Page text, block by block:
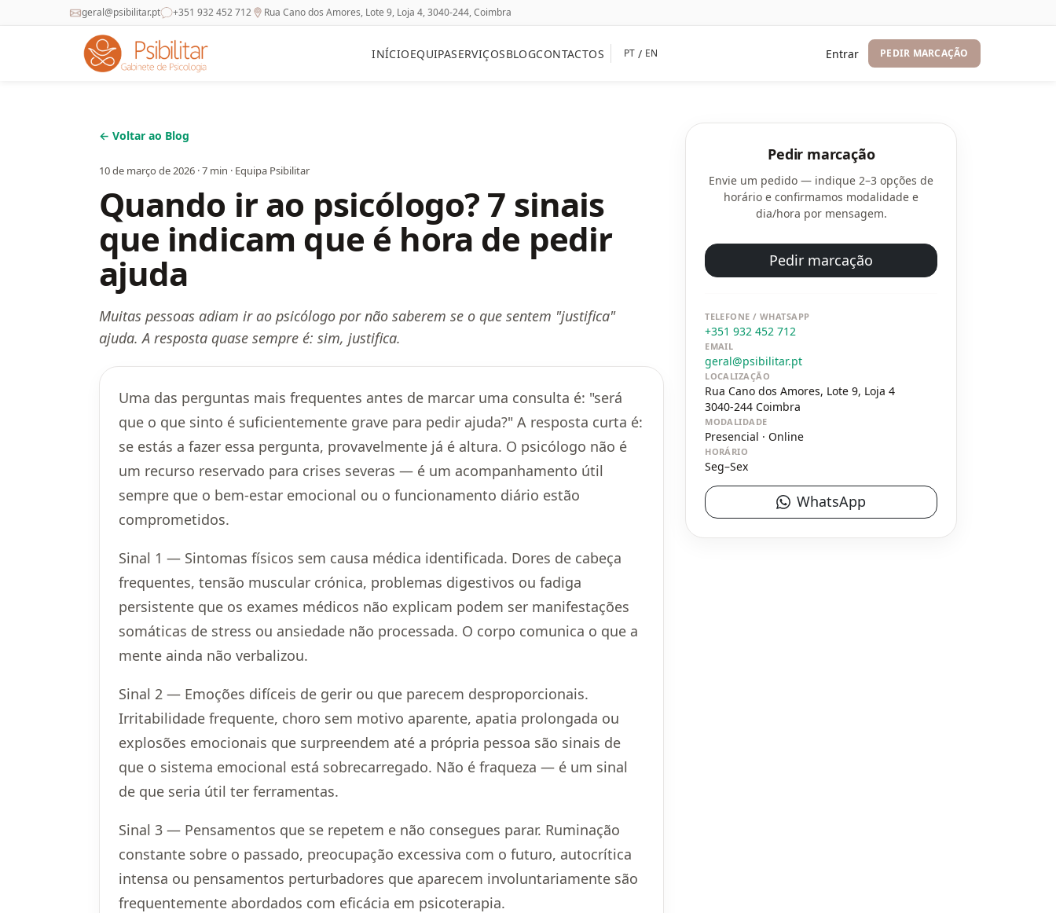
geral@psibilitar.pt +351 932 452 712 Rua Cano dos Amores, Lote 9, Loja 4, 3040-244, Coimbra
INÍCIOEQUIPASERVIÇOSBLOGCONTACTOS PT / EN Entrar PEDIR MARCAÇÃO
← Voltar ao Blog
10 de março de 2026·7min · Equipa Psibilitar
Quando ir ao psicólogo? 7 sinais
que indicam que é hora de pedir
ajuda
Muitas pessoas adiam ir ao psicólogo por não saberem se o que sentem "justifica"
ajuda. A resposta quase sempre é: sim, justifica.
Uma das perguntas mais frequentes antes de marcar uma consulta é: "será
que o que sinto é suficientemente grave para pedir ajuda?" A resposta curta é:
se estás a fazer essa pergunta, provavelmente já é altura. O psicólogo não é
um recurso reservado para crises severas — é um acompanhamento útil
sempre que o bem-estar emocional ou o funcionamento diário estão
comprometidos.
Sinal 1 — Sintomas físicos sem causa médica identificada. Dores de cabeça
frequentes, tensão muscular crónica, problemas digestivos ou fadiga
persistente que os exames médicos não explicam podem ser manifestações
somáticas de stress ou ansiedade não processada. O corpo comunica o que a
mente ainda não verbalizou.
Sinal 2 — Emoções difíceis de gerir ou que parecem desproporcionais.
Irritabilidade frequente, choro sem motivo aparente, apatia prolongada ou
explosões emocionais que surpreendem até a própria pessoa são sinais de
que o sistema emocional está sobrecarregado. Não é fraqueza — é um sinal
de que seria útil ter ferramentas.
Sinal 3 — Pensamentos que se repetem e não consegues parar. Ruminação
constante sobre o passado, preocupação excessiva com o futuro, autocrítica
intensa ou pensamentos perturbadores que aparecem involuntariamente são
frequentemente abordados com eficácia em psicoterapia.
Pedir marcação
Envie um pedido — indique 2–3 opções de
horário e confirmamos modalidade e
dia/hora por mensagem.
Pedir marcação
TELEFONE / WHATSAPP
+351 932 452 712
EMAIL
geral@psibilitar.pt
LOCALIZAÇÃO
Rua Cano dos Amores, Lote 9, Loja 4
3040-244 Coimbra
MODALIDADE
Presencial · Online
HORÁRIO
Seg–Sex
WhatsApp